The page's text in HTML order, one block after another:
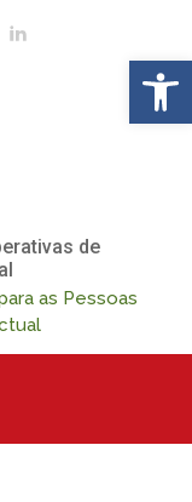
de
as Pessoas